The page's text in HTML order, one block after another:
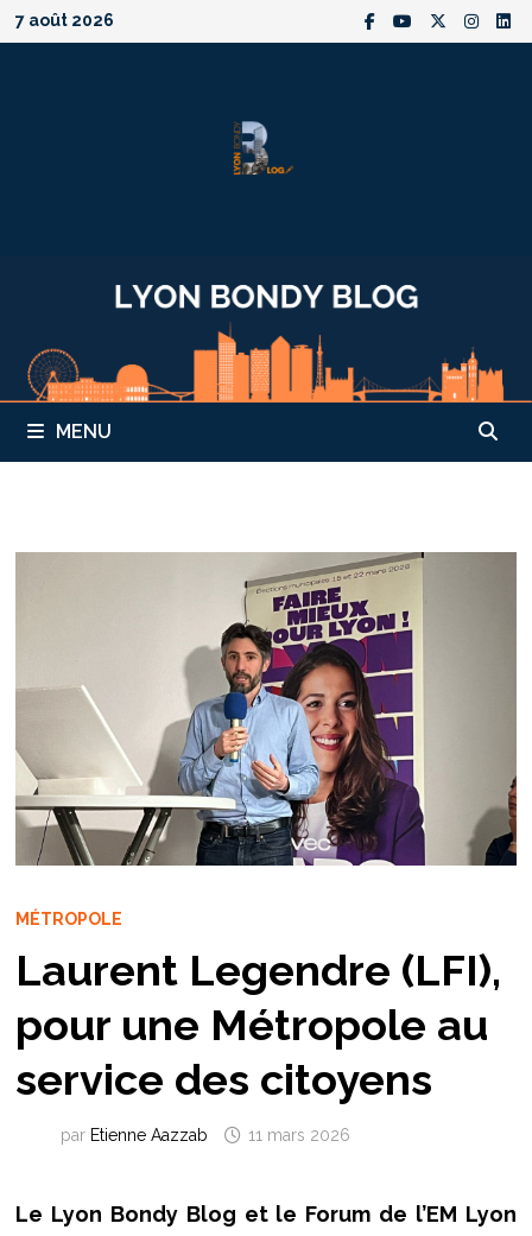
Passer
au
7 août 2026
MENU
MÉTROPOLE
Laurent Legendre (LFI),
pour une Métropole au
service des citoyens
par Etienne Aazzab 11 mars 2026
Le Lyon Bondy Blog et le Forum de l’EM Lyon